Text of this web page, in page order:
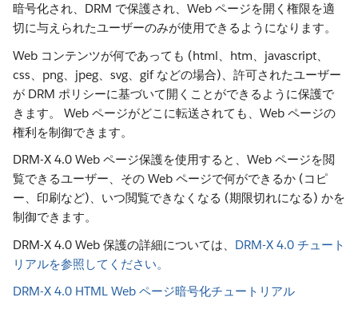
暗号化され、DRM で保護され、Web ページを開く権限を適
切に与えられたユーザーのみが使用できるようになります。
Web コンテンツが何であっても (html、htm、javascript、
css、png、jpeg、svg、gif などの場合)、許可されたユーザー
が DRM ポリシーに基づいて開くことができるように保護で
きます。 Web ページがどこに転送されても、Web ページの
権利を制御できます。
DRM-X 4.0 Web ページ保護を使用すると、Web ページを閲
覧できるユーザー、その Web ページで何ができるか (コピ
ー、印刷など)、いつ閲覧できなくなる (期限切れになる) かを
制御できます。
DRM-X 4.0 Web 保護の詳細については、 DRM-X 4.0 チュート
リアルを参照してください。
DRM-X 4.0 HTML Web ページ暗号化チュートリアル